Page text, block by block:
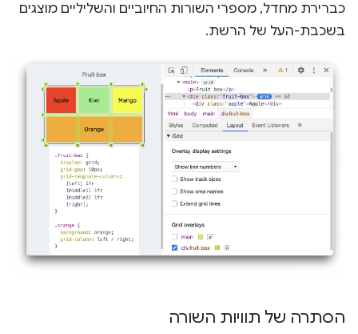
כברירת מחדל, מספרי השורות החיוביים והשליליים מוצגים
בשכבת-העל של הרשת.
הסתרה של תוויות השורה